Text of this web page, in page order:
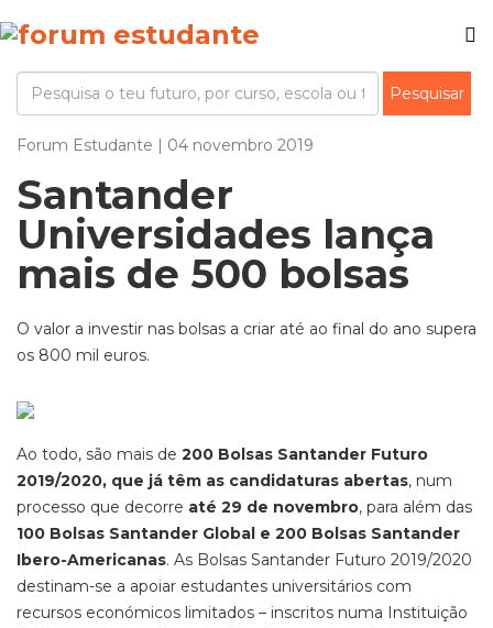
Forum Estudante | 04 novembro 2019
Santander
Universidades lança
mais de 500 bolsas
O valor a investir nas bolsas a criar até ao final do ano supera
os 800 mil euros.
Ao todo, são mais de 200 Bolsas Santander Futuro
2019/2020, que já têm as candidaturas abertas, num
processo que decorre até 29 de novembro, para além das
100 Bolsas Santander Global e 200 Bolsas Santander
Ibero-Americanas. As Bolsas Santander Futuro 2019/2020
destinam-se a apoiar estudantes universitários com
recursos económicos limitados – inscritos numa Instituição